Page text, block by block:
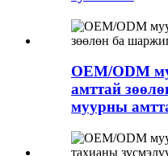
OEM/ODM
амттай
муурны